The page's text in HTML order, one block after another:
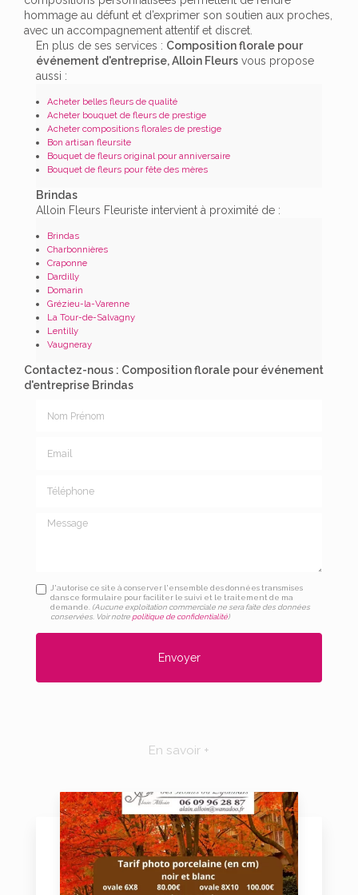
hommage au défunt et d’exprimer son soutien aux proches,
avec un accompagnement attentif et discret.
En plus de ses services : Composition florale pour
événement d'entreprise, Alloin Fleurs vous propose
aussi :
Acheter belles fleurs de qualité
Acheter bouquet de fleurs de prestige
Acheter compositions florales de prestige
Bon artisan fleursite
Bouquet de fleurs original pour anniversaire
Bouquet de fleurs pour fête des mères
Brindas
Alloin Fleurs Fleuriste intervient à proximité de :
Brindas
Charbonnières
Craponne
Dardilly
Domarin
Grézieu-la-Varenne
La Tour-de-Salvagny
Lentilly
Vaugneray
Contactez-nous : Composition florale pour événement
d'entreprise Brindas
Message
J'autorise ce site à conserver l'ensemble des données transmises
dans ce formulaire pour faciliter le suivi et le traitement de ma
demande. (Aucune exploitation commerciale ne sera faite des données
conservées. Voir notre politique de confidentialité)
En savoir +